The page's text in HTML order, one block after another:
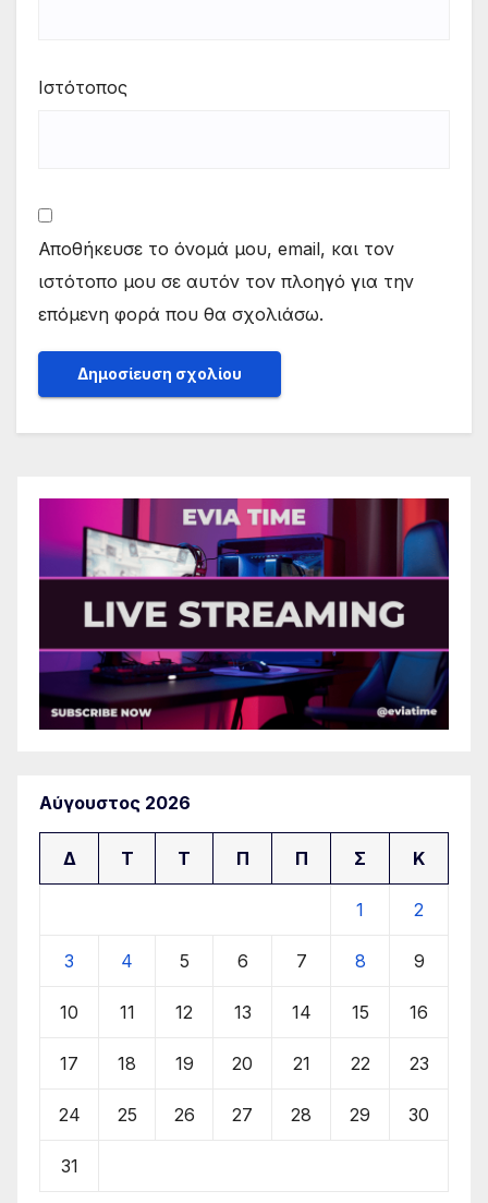
Ιστότοπος
Αποθήκευσε το όνομά μου, email, και τον
ιστότοπο μου σε αυτόν τον πλοηγό για την
επόμενη φορά που θα σχολιάσω.
Αύγουστος 2026
Δ Τ Τ Π Π Σ Κ
1 2
3 4 5 6 7 8 9
10 11 12 13 14 15 16
17 18 19 20 21 22 23
24 25 26 27 28 29 30
31